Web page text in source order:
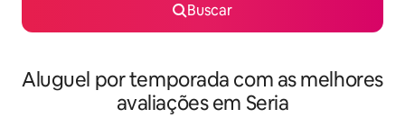
Buscar
Aluguel por temporada com as melhores
avaliações em Seria